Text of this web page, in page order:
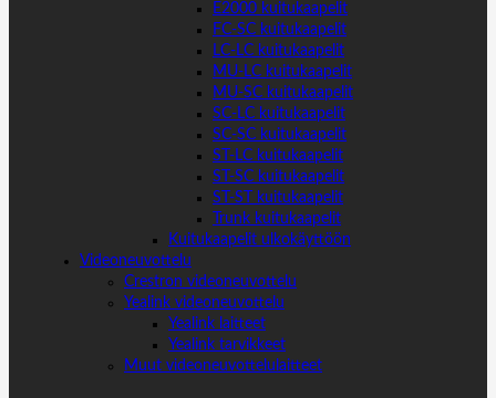
E2000 kuitukaapelit
FC-SC kuitukaapelit
LC-LC kuitukaapelit
MU-LC kuitukaapelit
MU-SC kuitukaapelit
SC-LC kuitukaapelit
SC-SC kuitukaapelit
ST-LC kuitukaapelit
ST-SC kuitukaapelit
ST-ST kuitukaapelit
Trunk kuitukaapelit
Kuitukaapelit ulkokäyttöön
Videoneuvottelu
Crestron videoneuvottelu
Yealink videoneuvottelu
Yealink laitteet
Yealink tarvikkeet
Muut videoneuvottelulaitteet